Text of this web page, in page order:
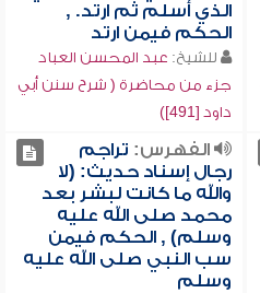
الذي أسلم ثم ارتد. ,
الحكم فيمن ارتد
للشيخ: عبد المحسن العباد
جزء من محاضرة ( شرح سنن أبي
داود [491])
الفهرس: تراجم
رجال إسناد حديث: (لا
والله ما كانت لبشر بعد
محمد صلى الله عليه
وسلم) , الحكم فيمن
سب النبي صلى الله عليه
وسلم